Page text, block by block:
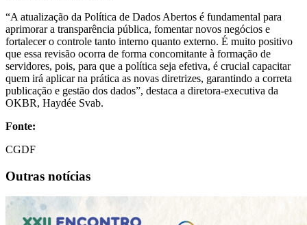
“A atualização da Política de Dados Abertos é fundamental para
aprimorar a transparência pública, fomentar novos negócios e
fortalecer o controle tanto interno quanto externo. É muito positivo
que essa revisão ocorra de forma concomitante à formação de
servidores, pois, para que a política seja efetiva, é crucial capacitar
quem irá aplicar na prática as novas diretrizes, garantindo a correta
publicação e gestão dos dados”, destaca a diretora-executiva da
OKBR, Haydée Svab.
Fonte:
CGDF
Outras notícias